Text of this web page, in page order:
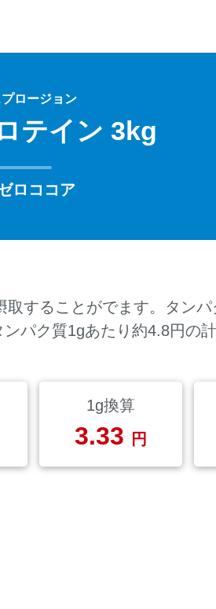
ロージョン
テイン 3kg
ロココア
することがでます。タン
パク質1gあたり約4.8円の
1g換算
3.33 円